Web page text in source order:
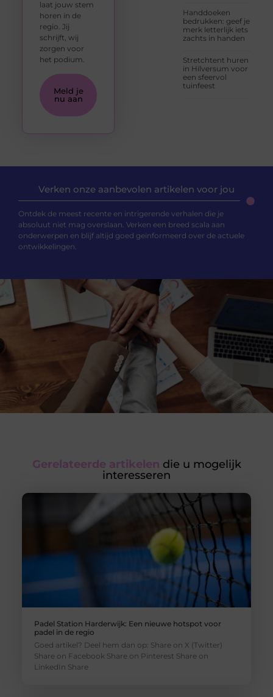
Handdoeken
bedrukken: geef je
merk letterlijk iets
zachts in handen
Stretchtent huren
in Hilversum voor
een sfeervol
tuinfeest
laat jouw stem
horen in de
regio. Jij
schrijft, wij
zorgen voor
het podium.
Meld je
nu aan
Verken onze aanbevolen artikelen voor jou
Ontdek de meest recente en intrigerende verhalen die je
absoluut niet mag overslaan. Verken een breed scala aan
onderwerpen en blijf altijd goed geïnformeerd over de actuele
ontwikkelingen.
Gerelateerde artikelen die u mogelijk
interesseren
Padel Station Harderwijk: Een nieuwe hotspot voor
padel in de regio
Goed artikel? Deel hem dan op: Share on X (Twitter)
Share on Facebook Share on Pinterest Share on
LinkedIn Share